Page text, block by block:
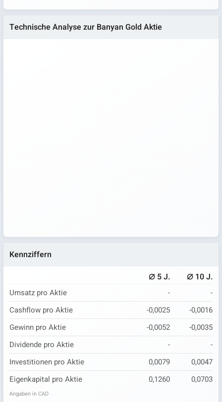
Technische Analyse zur Banyan Gold Aktie
Kennziffern
⌀ 5 J. ⌀ 10 J.
Umsatz pro Aktie -
-
Cashflow pro Aktie
-0,0025
-0,0016
Gewinn pro Aktie
-0,0052
-0,0035
Dividende pro Aktie
-
-
Investitionen pro Aktie
0,0079
0,0047
Eigenkapital pro Aktie
0,1260 0,0703
Angaben in CAD